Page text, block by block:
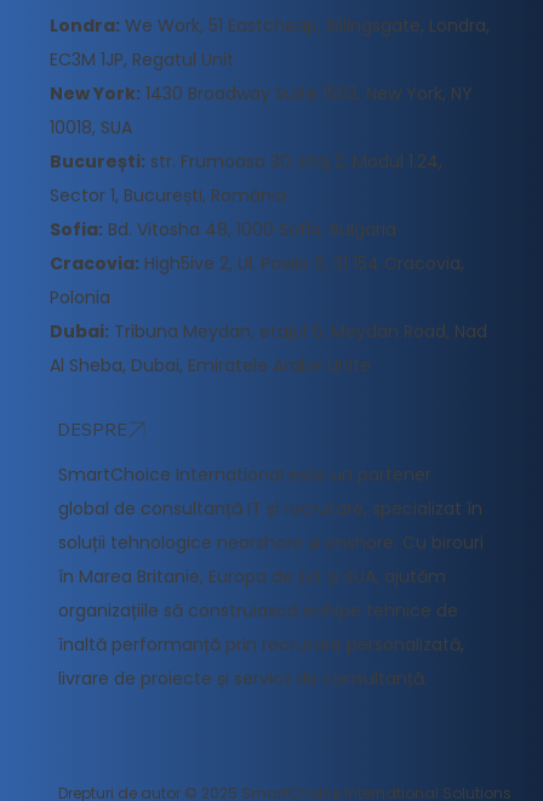
Londra: We Work, 51 Eastcheap, Billingsgate, Londra,
EC3M 1JP, Regatul Unit
New York: 1430 Broadway Suite 1503, New York, NY
10018, SUA
București: str. Frumoasa 30, Etaj 2, Modul 1.24,
Sector 1, București, România
Sofia: Bd. Vitosha 48, 1000 Sofia, Bulgaria
Cracovia: High5ive 2, Ul. Pawia 9, 31 154 Cracovia,
Polonia
Dubai: Tribuna Meydan, etajul 6, Meydan Road, Nad
Al Sheba, Dubai, Emiratele Arabe Unite
DESPRE
SmartChoice International este un partener
global de consultanță IT și recrutare, specializat în
soluții tehnologice nearshore și onshore. Cu birouri
în Marea Britanie, Europa de Est și SUA, ajutăm
organizațiile să construiască echipe tehnice de
înaltă performanță prin recrutare personalizată,
livrare de proiecte și servicii de consultanță.
Drepturi de autor © 2025 SmartChoice International Solutions